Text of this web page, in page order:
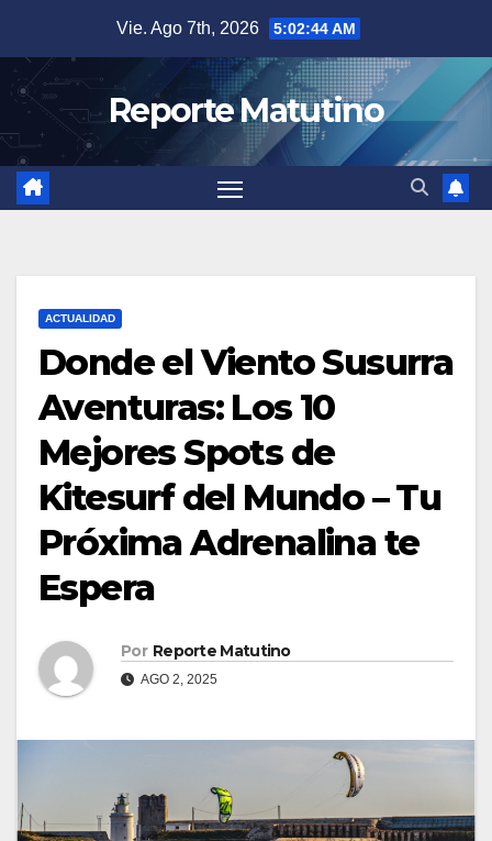
contenido
Vie. Ago 7th, 2026 5:02:45 AM
Reporte Matutino
ACTUALIDAD
Donde el Viento Susurra
Aventuras: Los 10
Mejores Spots de
Kitesurf del Mundo – Tu
Próxima Adrenalina te
Espera
Por Reporte Matutino
AGO 2, 2025